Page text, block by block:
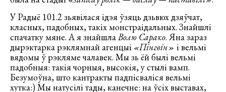
У Радыё 101.2 зьявілася ідэя ўзяць дзьвюх дзяўчат,
класных, падобных, такіх монстраідальных. Знайшлі
спачатку мяне. А я знайшла Волю Сарако. Яна зараз
дырэктарка рэклямнай агенцыі «Пінгвін» і вельмі
вядомы ў рэкляме чалавек. Мы зь ёй былі вельмі
падобныя: такія чорныя, высокія, у стылі вамп.
Безумоўна, што кантракты падпісваліся вельмі
хутка:) Мы натусілі тады, канечне: на ўсіх выставах,